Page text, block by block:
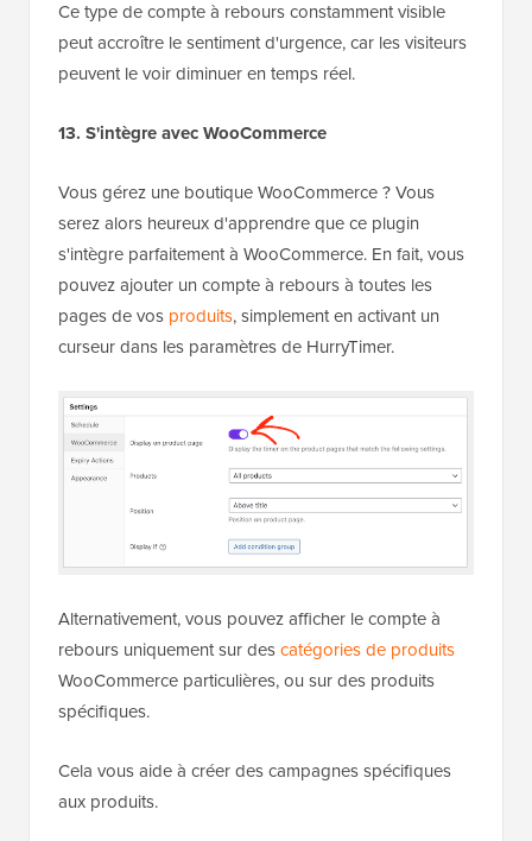
Ce type de compte à rebours constamment visible
peut accroître le sentiment d'urgence, car les visiteurs
peuvent le voir diminuer en temps réel.
13. S'intègre avec WooCommerce
Vous gérez une boutique WooCommerce ? Vous
serez alors heureux d'apprendre que ce plugin
s'intègre parfaitement à WooCommerce. En fait, vous
pouvez ajouter un compte à rebours à toutes les
pages de vos produits, simplement en activant un
curseur dans les paramètres de HurryTimer.
Alternativement, vous pouvez afficher le compte à
rebours uniquement sur descatégories de produits
WooCommerce particulières, ou sur des produits
spécifiques.
Cela vous aide à créer des campagnes spécifiques
aux produits.